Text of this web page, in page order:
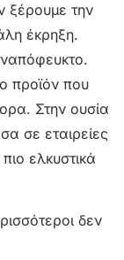
ξέρουμε την
έκρηξη.
προϊόν που
Στην ουσία
σε εταιρείες
ελκυστικά
δεν